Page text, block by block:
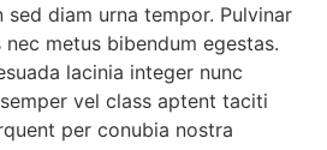
sed diam urna tempor. Pulvinar
metus bibendum egestas.
lacinia integer nunc
vel class aptent taciti
per conubia nostra